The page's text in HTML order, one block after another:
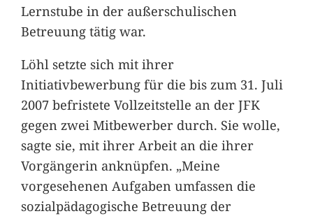
Lernstube in der außerschulischen
Betreuung tätig war.
Löhl setzte sich mit ihrer
Initiativbewerbung für die bis zum 31. Juli
2007 befristete Vollzeitstelle an der JFK
gegen zwei Mitbewerber durch. Sie wolle,
sagte sie, mit ihrer Arbeit an die ihrer
Vorgängerin anknüpfen. „Meine
vorgesehenen Aufgaben umfassen die
sozialpädagogische Betreuung der